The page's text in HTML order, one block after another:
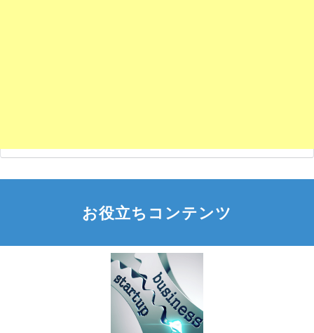
お役立ちコンテンツ